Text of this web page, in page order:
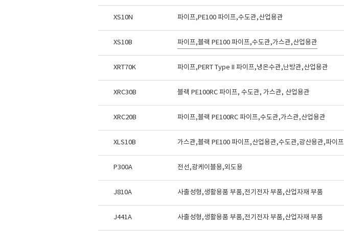
XS10N 파이프,PE100 파이프,수도관,산업용관
XS10B 파이프,블랙 PE100 파이프,수도관,가스관,산업용관
XRT70K 파이프,PERT Type II 파이프,냉온수관,난방관,산업용관
XRC30B 블랙 PE100RC 파이프, 수도관, 가스관, 산업용관
XRC20B 파이프,블랙 PE100RC 파이프,수도관,가스관,산업용관
XLS10B 가스관,블랙 PE100 파이프,산업용관,수도관,광산용관,파이프
P300A 전선,광케이블용,외도용
J810A 사출성형,생활용품 부품,전기전자 부품,산업자재 부품
J441A 사출성형,생활용품 부품,전기전자 부품,산업자재 부품